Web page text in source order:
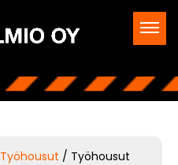
Työhousut / Työhousut